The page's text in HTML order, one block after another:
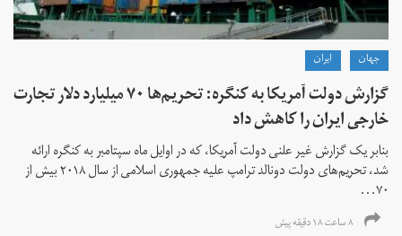
جهان ايران
گزارش دولت آمریکا به کنگره: تحریم‌ها ۷۰ میلیارد دلار تجارت
خارجی ایران را کاهش داد
بنابر یک گزارش غیر علنی دولت آمریکا، که در اوایل ماه سپتامبر به کنگره ارائه
شد، تحریم‌های دولت دونالد ترامپ علیه جمهوری اسلامی از سال ۲۰۱۸ بیش از
۷۰...
۸ ساعت ۱۸ دقیقه پیش